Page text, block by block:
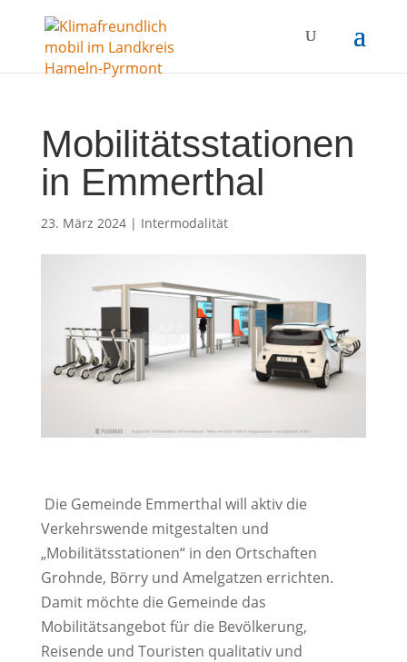
Mobilitätsstationen
in Emmerthal
23. März 2024| Intermodalität
Die Gemeinde Emmerthal will aktiv die
Verkehrswende mitgestalten und
„Mobilitätsstationen“ in den Ortschaften
Grohnde, Börry und Amelgatzen errichten.
Damit möchte die Gemeinde das
Mobilitätsangebot für die Bevölkerung,
Reisende und Touristen qualitativ und